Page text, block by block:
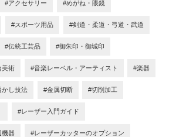
#アクセサリー #めがね・眼鏡
#スポーツ用品 #剣道・柔道・弓道・武道
#伝統工芸品 #御朱印・御城印
美術 #音楽レーベル・アーティスト #楽器
かし技法 #金属切断 #切削加工
#レーザー入門ガイド
機器 #レーザーカッターのオプション